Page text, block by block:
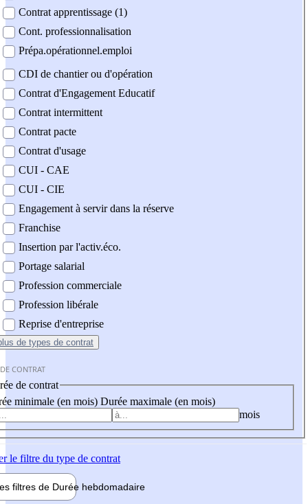
Contrat apprentissage (1)
Cont. professionnalisation
Prépa.opérationnel.emploi
CDI de chantier ou d'opération
Contrat d'Engagement Educatif
Contrat intermittent
Contrat pacte
Contrat d'usage
CUI - CAE
CUI - CIE
Engagement à servir dans la réserve
Franchise
Insertion par l'activ.éco.
Portage salarial
Profession commerciale
Profession libérale
Reprise d'entreprise
de types de contrat
CONTRAT
de contrat
minimale (en mois) Durée maximale (en mois)
mois
le filtre du type de contrat
filtres de Durée hebdomadaire